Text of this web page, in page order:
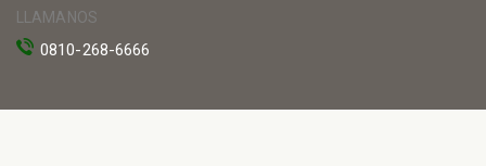
LLAMANOS
0810-268-6666